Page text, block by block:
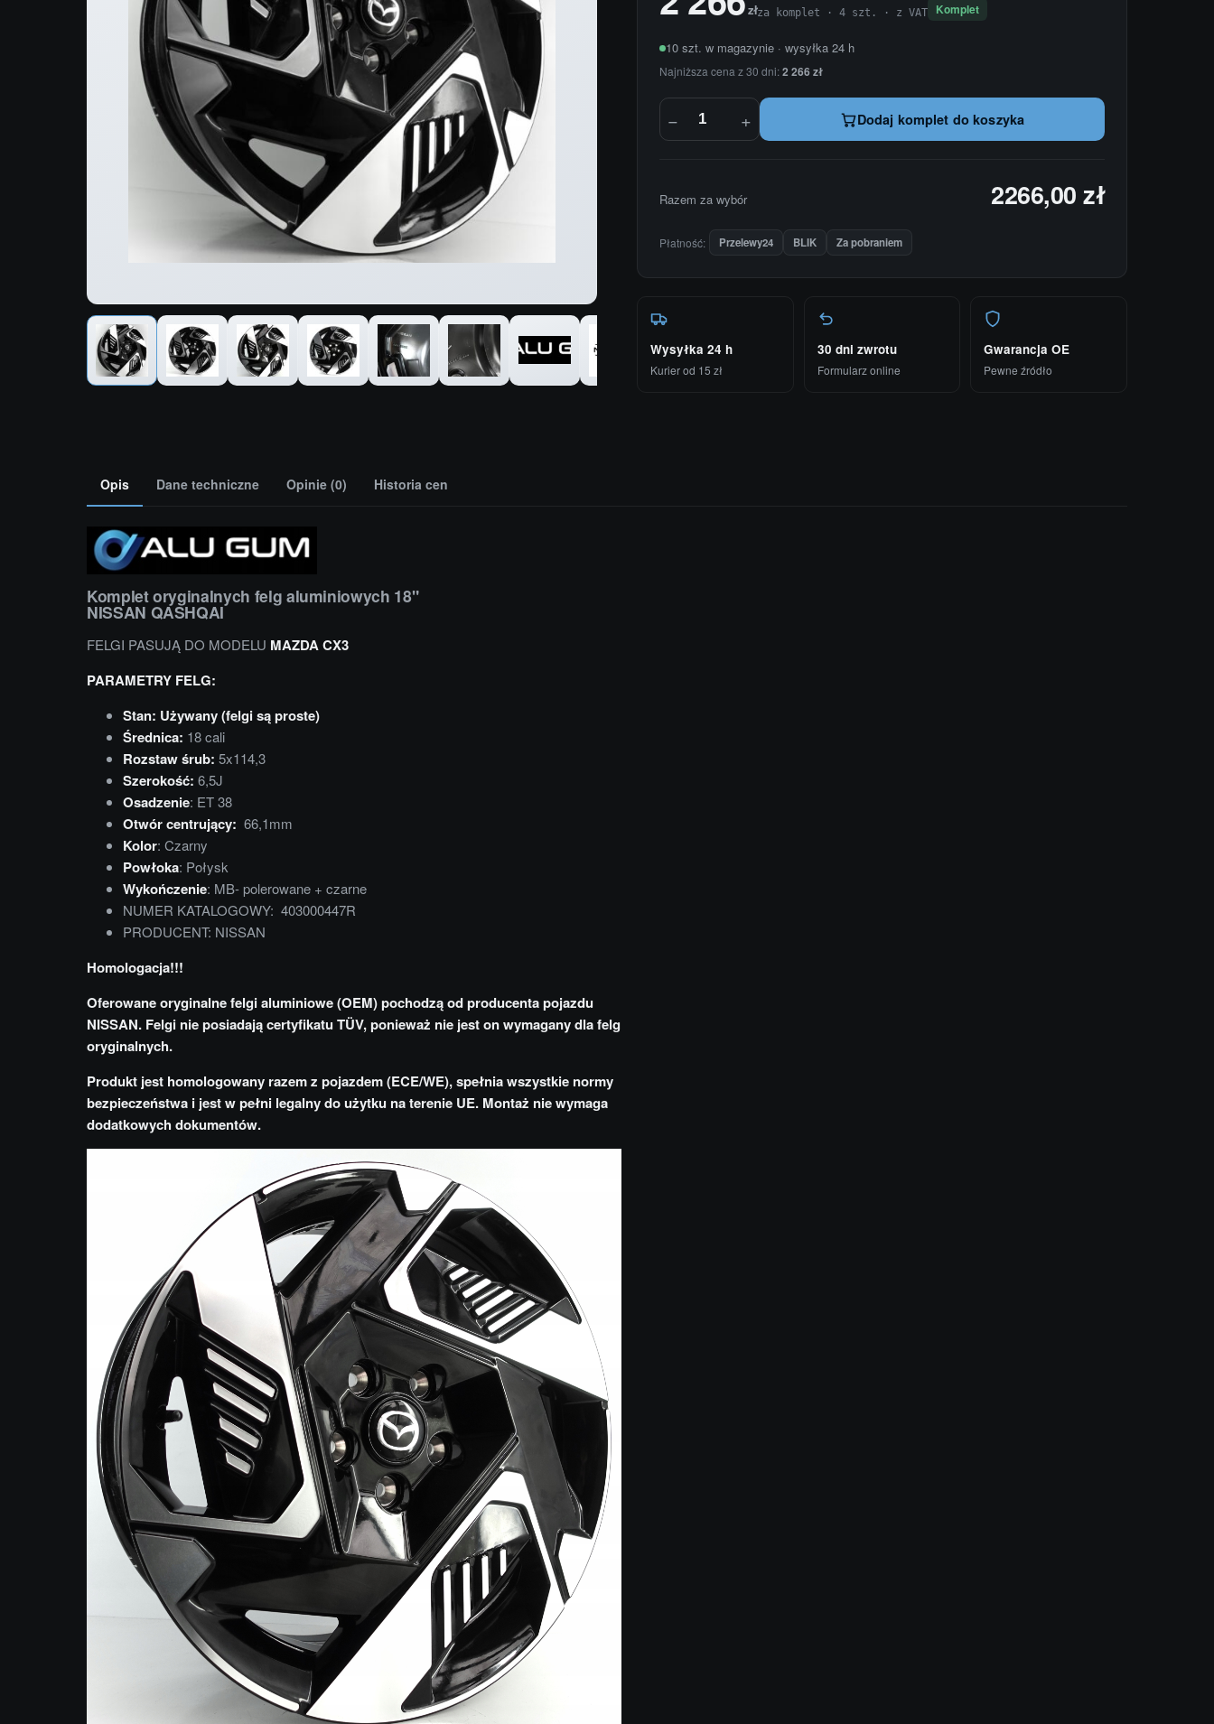
złza komplet · 4 szt. · z VAT Komplet
10 szt. w magazynie · wysyłka 24 h
Najniższa cena z 30 dni:2 266 zł
− + Dodaj komplet do koszyka
Razem za wybór 2266,00 zł
Płatność: Przelewy24 BLIK Za pobraniem
Wysyłka 24 h
Kurier od 15 zł
30 dni zwrotu
Formularz online
Gwarancja OE
Pewne źródło
Opis Dane techniczne Opinie (0) Historia cen
Komplet oryginalnych felg aluminiowych 18"
NISSAN QASHQAI
FELGI PASUJĄ DO MODELU MAZDA CX3
PARAMETRY FELG:
Stan: Używany (felgi są proste)
Średnica: 18 cali
Rozstaw śrub: 5x114,3
Szerokość: 6,5J
Osadzenie: ET 38
Otwór centrujący: 66,1mm
Kolor: Czarny
Powłoka: Połysk
Wykończenie: MB- polerowane + czarne
NUMER KATALOGOWY: 403000447R
PRODUCENT: NISSAN
Homologacja!!!
Oferowane oryginalne felgi aluminiowe (OEM) pochodzą od producenta pojazdu
NISSAN. Felgi nie posiadają certyfikatu TÜV, ponieważ nie jest on wymagany dla felg
oryginalnych.
Produkt jest homologowany razem z pojazdem (ECE/WE), spełnia wszystkie normy
bezpieczeństwa i jest w pełni legalny do użytku na terenie UE. Montaż nie wymaga
dodatkowych dokumentów.